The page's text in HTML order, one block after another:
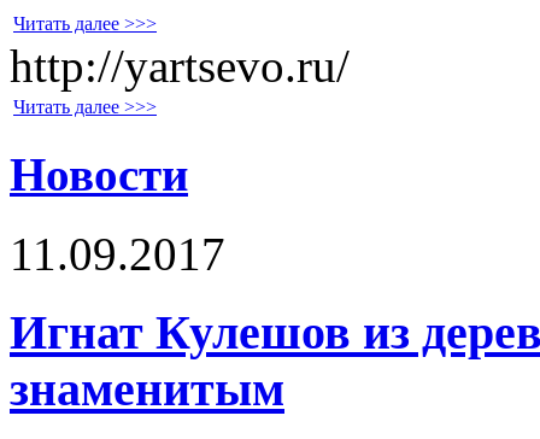
Читать далее >>>
http://yartsevo.ru/
Читать далее >>>
Новости
11.09.2017
Игнат Кулешов из
знаменитым